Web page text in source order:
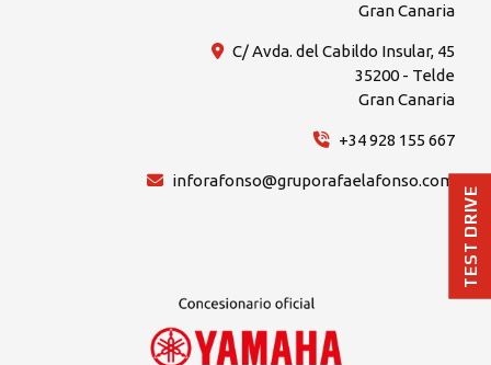
Gran Canaria
C/ Avda. del Cabildo Insular, 45
35200 - Telde
Gran Canaria
+34 928 155 667
inforafonso@gruporafaelafonso.com
TEST DRIVE